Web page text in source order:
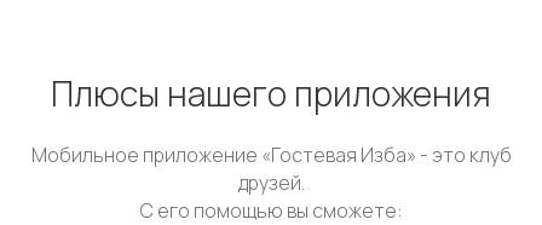
Плюсы нашего приложения
Мобильное приложение «Гостевая Изба» - это клуб
друзей.
С его помощью вы сможете: